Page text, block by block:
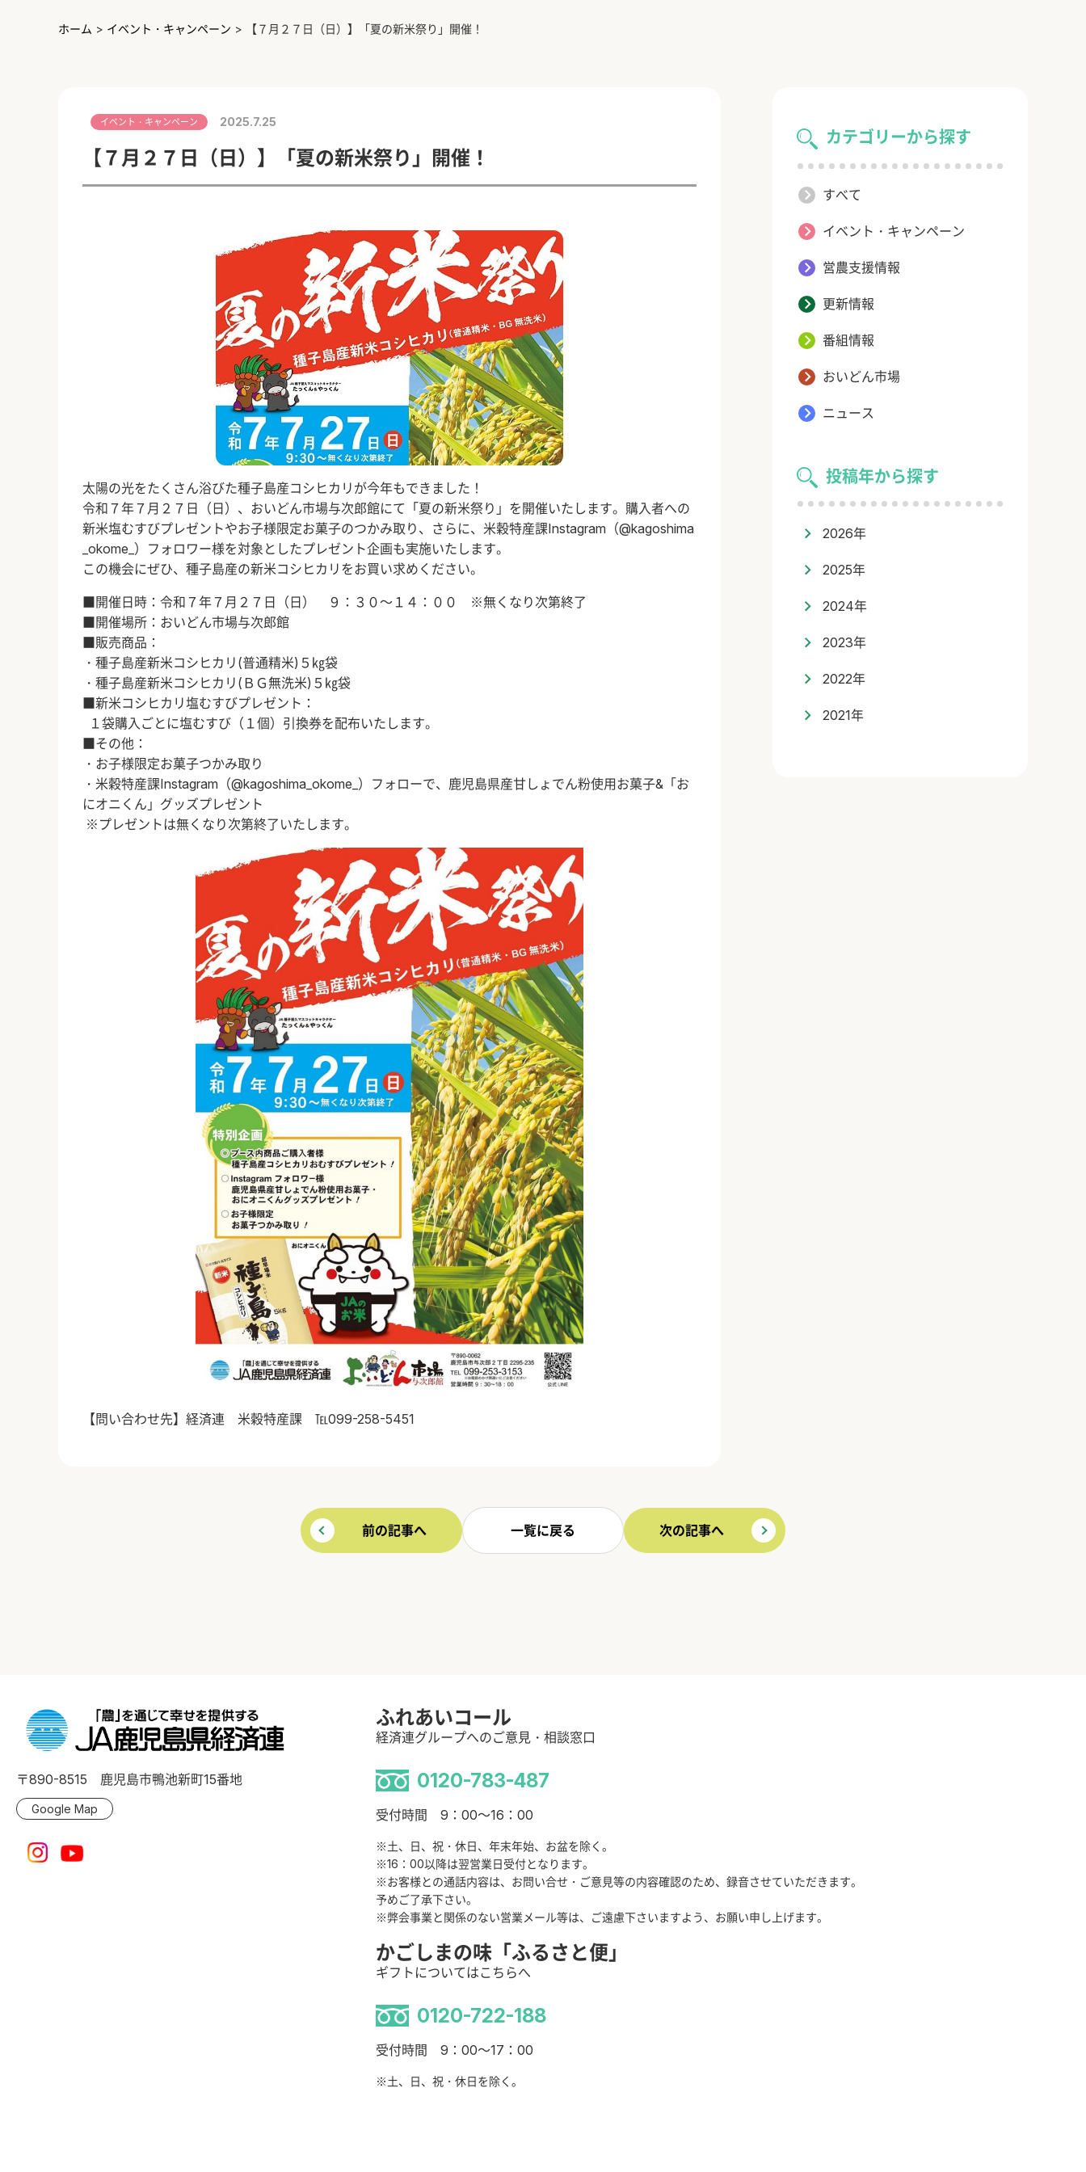
ホーム > イベント・キャンペーン > 【７月２７日（日）】「夏の新米祭り」開催！
カテゴリーから探す
すべて
イベント・キャンペーン
営農支援情報
更新情報
番組情報
おいどん市場
ニュース
投稿年から探す
2026年
2025年
2024年
2023年
2022年
2021年
イベント・キャンペーン 2025.7.25
【７月２７日（日）】「夏の新米祭り」開催！
太陽の光をたくさん浴びた種子島産コシヒカリが今年もできました！
令和７年７月２７日（日）、おいどん市場与次郎館にて「夏の新米祭り」を開催いたします。購入者への
新米塩むすびプレゼントやお子様限定お菓子のつかみ取り、さらに、米穀特産課Instagram（@kagoshima
_okome_）フォロワー様を対象としたプレゼント企画も実施いたします。
この機会にぜひ、種子島産の新米コシヒカリをお買い求めください。
■開催日時：令和７年７月２７日（日） ９：３０～１４：００ ※無くなり次第終了
■開催場所：おいどん市場与次郎館
■販売商品：
・種子島産新米コシヒカリ(普通精米)５㎏袋
・種子島産新米コシヒカリ(ＢＧ無洗米)５㎏袋
■新米コシヒカリ塩むすびプレゼント：
１袋購入ごとに塩むすび（１個）引換券を配布いたします。
■その他：
・お子様限定お菓子つかみ取り
・米穀特産課Instagram（@kagoshima_okome_）フォローで、鹿児島県産甘しょでん粉使用お菓子&「お
にオニくん」グッズプレゼント
※プレゼントは無くなり次第終了いたします。
【問い合わせ先】経済連 米穀特産課 ℡099-258-5451
前の記事へ 一覧に戻る 次の記事へ
〒890-8515 鹿児島市鴨池新町15番地
Google Map
ふれあいコール
経済連グループへのご意見・相談窓口
0120-783-487
受付時間 9：00～16：00
※土、日、祝・休日、年末年始、お盆を除く。
※16：00以降は翌営業日受付となります。
※お客様との通話内容は、お問い合せ・ご意見等の内容確認のため、録音させていただきます。
予めご了承下さい。
※弊会事業と関係のない営業メール等は、ご遠慮下さいますよう、お願い申し上げます。
かごしまの味「ふるさと便」
ギフトについてはこちらへ
0120-722-188
受付時間 9：00～17：00
※土、日、祝・休日を除く。